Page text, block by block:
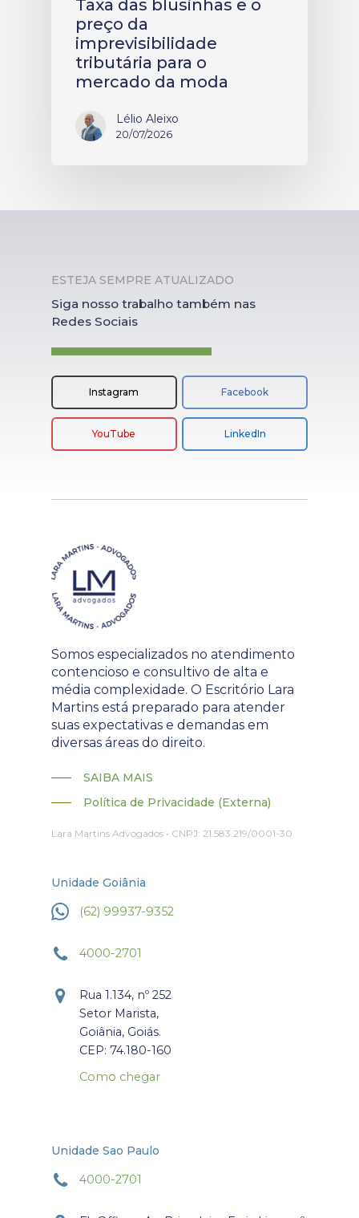
Taxa das blusinhas e o
preço da
imprevisibilidade
tributária para o
mercado da moda
Lélio Aleixo
20/07/2026
ESTEJA SEMPRE ATUALIZADO
Siga nosso trabalho também nas
Redes Sociais
Instagram Facebook
YouTube LinkedIn
Somos especializados no atendimento
contencioso e consultivo de alta e
média complexidade. O Escritório Lara
Martins está preparado para atender
suas expectativas e demandas em
diversas áreas do direito.
SAIBA MAIS
Política de Privacidade (Externa)
Lara Martins Advogados • CNPJ: 21.583.219/0001-30
Unidade Goiânia
(62) 99937-9352
4000-2701
Rua 1.134, nº 252
Setor Marista,
Goiânia, Goiás.
CEP: 74.180-160
Como chegar
Unidade Sao Paulo
4000-2701